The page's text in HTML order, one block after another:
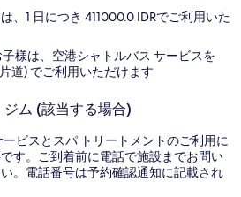
、1 日につき 411000.0 IDRでご利用いた
子様は、空港シャトルバス サービスを
道) でご利用いただけます
ム (該当する場合)
ービスとスパ トリートメントのご利用に
す。ご到着前に電話で施設までお問い
。電話番号は予約確認通知に記載され